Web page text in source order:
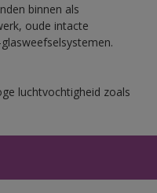
binnen als
oude intacte
luchtvochtigheid zoals